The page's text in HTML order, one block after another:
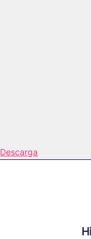
Descarga